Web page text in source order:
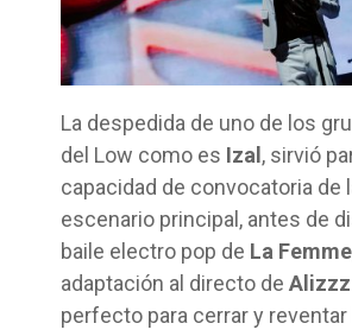
La despedida de uno de los
del Low como es Izal , sirvió
capacidad de convocatoria de
escenario principal, antes de
baile electro pop de La Femme
adaptación al directo de Alizzz
perfecto para cerrar y reventar